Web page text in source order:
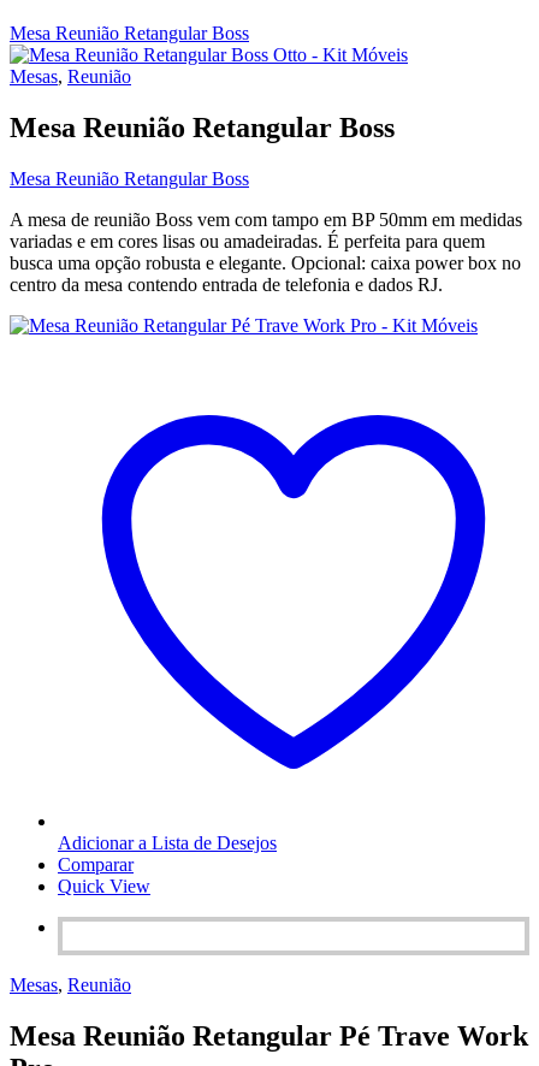
Mesa Reunião Retangular Boss
Mesas, Reunião
Mesa Reunião Retangular Boss
Mesa Reunião Retangular Boss
A mesa de reunião Boss vem com tampo em BP 50mm em medidas
variadas e em cores lisas ou amadeiradas. É perfeita para quem
busca uma opção robusta e elegante. Opcional: caixa power box no
centro da mesa contendo entrada de telefonia e dados RJ.
Adicionar a Lista de Desejos
Comparar
Quick View
Mesas, Reunião
Mesa Reunião Retangular Pé Trave Work